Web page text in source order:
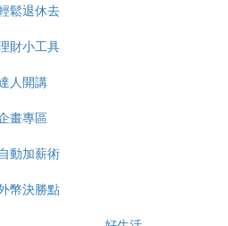
鬆退休去
財小工具
人開講
畫專區
動加薪術
幣決勝點